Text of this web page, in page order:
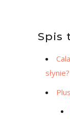
Spis
słynie?